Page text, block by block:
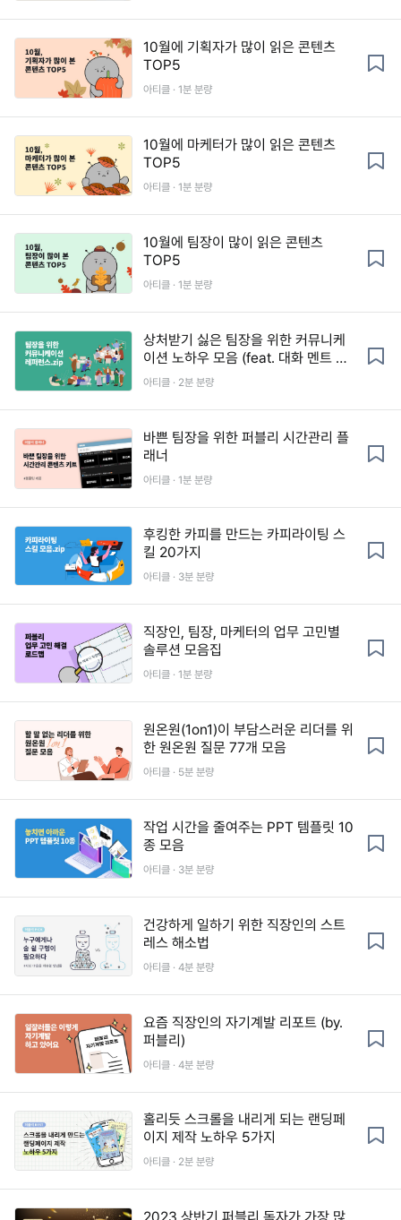
10월에 기획자가 많이 읽은 콘텐츠
TOP5
아티클 · 1분 분량
10월에 마케터가 많이 읽은 콘텐츠
TOP5
아티클 · 1분 분량
10월에 팀장이 많이 읽은 콘텐츠
TOP5
아티클 · 1분 분량
상처받기 싫은 팀장을 위한 커뮤니케
이션 노하우 모음 (feat. 대화 멘트 예
시)
아티클 · 2분 분량
바쁜 팀장을 위한 퍼블리 시간관리 플
래너
아티클 · 1분 분량
후킹한 카피를 만드는 카피라이팅 스
킬 20가지
아티클 · 3분 분량
직장인, 팀장, 마케터의 업무 고민별
솔루션 모음집
아티클 · 1분 분량
원온원(1on1)이 부담스러운 리더를 위
한 원온원 질문 77개 모음
아티클 · 5분 분량
작업 시간을 줄여주는 PPT 템플릿 10
종 모음
아티클 · 3분 분량
건강하게 일하기 위한 직장인의 스트
레스 해소법
아티클 · 4분 분량
요즘 직장인의 자기계발 리포트 (by.
퍼블리)
아티클 · 4분 분량
홀리듯 스크롤을 내리게 되는 랜딩페
이지 제작 노하우 5가지
아티클 · 2분 분량